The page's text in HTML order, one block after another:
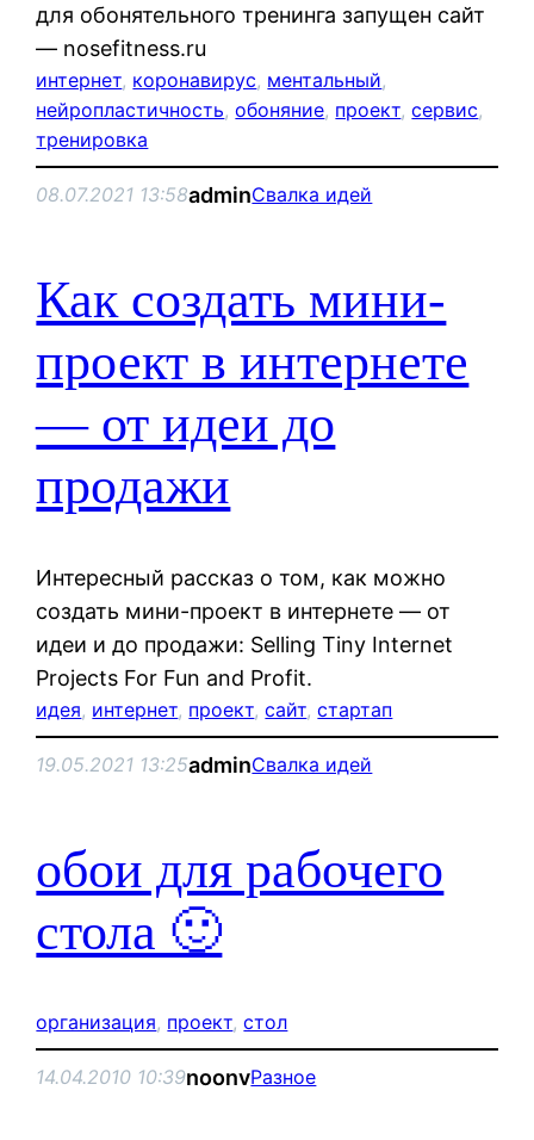
для обонятельного тренинга запущен сайт
— nosefitness.ru
интернет, коронавирус, ментальный
нейропластичность, обоняние, проект, сервис
тренировка
08.07.2021 13:58adminСвалка идей
Как создать мини-
проект в интернете
— от идеи до
продажи
Интересный рассказ о том, как можно
создать мини-проект в интернете — от
идеи и до продажи: Selling Tiny Internet
Projects For Fun and Profit.
идея, интернет, проект, сайт, стартап
19.05.2021 13:25adminСвалка идей
обои для рабочего
стола 🙂
организация, проект, стол
14.04.2010 10:39noonvРазное